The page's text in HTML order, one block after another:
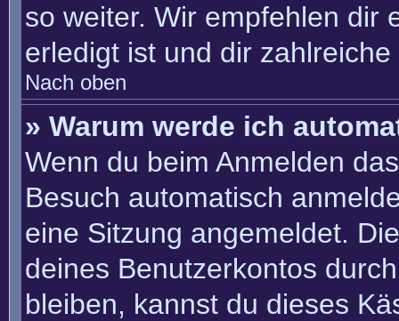
so weiter. Wir empfehlen dir
erledigt ist und dir
Nach oben
» Warum werde ich
Wenn du beim Anmelden
Besuch automatisch
eine Sitzung angemeldet.
deines Benutzerkontos
bleiben, kannst du dieses